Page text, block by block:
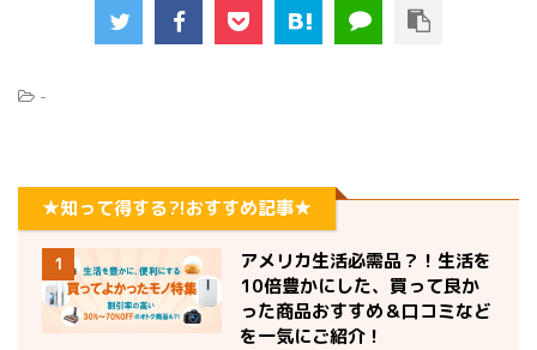
-
★知って得する?!おすすめ記事★
1
アメリカ生活必需品？！生活を
10倍豊かにした、買って良か
った商品おすすめ＆口コミなど
を一気にご紹介！